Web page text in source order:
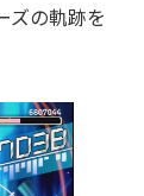
ズの軌跡を